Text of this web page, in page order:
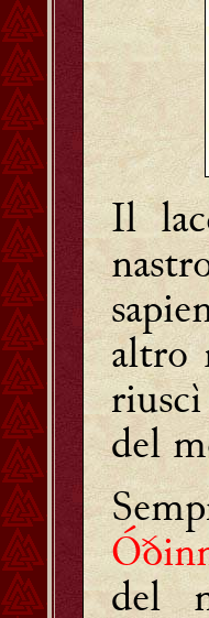
Il
altro
del
del